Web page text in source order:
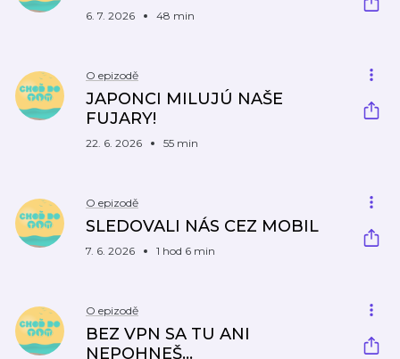
6. 7. 2026 48 min
O epizodě
JAPONCI MILUJÚ NAŠE
FUJARY!
22. 6. 2026 55 min
O epizodě
SLEDOVALI NÁS CEZ MOBIL
7. 6. 2026 1 hod 6 min
O epizodě
BEZ VPN SA TU ANI
NEPOHNEŠ...